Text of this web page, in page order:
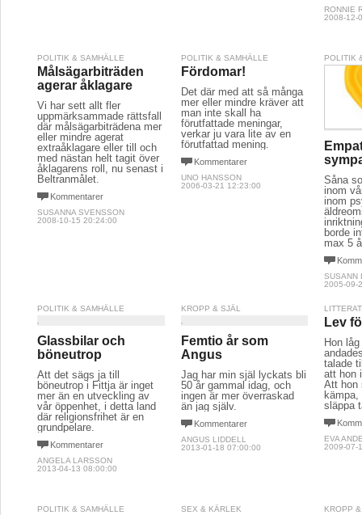
RONNIE
2008-12-
POLITIK & SAMHÄLLE
Målsägarbiträden
agerar åklagare
Vi har sett allt fler
uppmärksammade rättsfall
där målsägarbiträdena mer
eller mindre agerat
extraåklagare eller till och
med nästan helt tagit över
åklagarens roll, nu senast i
Beltranmålet.
Kommentarer
SUSANNA SVENSSON
2008-10-15 20:24:00
POLITIK & SAMHÄLLE
Fördomar!
Det där med att så många
mer eller mindre kräver att
man inte skall ha
förutfattade meningar,
verkar ju vara lite av en
förutfattad mening.
Kommentarer
UNO HANSSON
2006-03-21 12:23:00
POLITIK
Såna
inom
inom
borde
max 5
SUSANN
2005-09-
POLITIK & SAMHÄLLE
Glassbilar och
böneutrop
Att det sägs ja till
böneutrop i Fittja är inget
mer än en utveckling av
vår öppenhet, i detta land
där religionsfrihet är en
grundpelare.
Kommentarer
ANGELA LARSSON
2013-04-13 08:00:00
KROPP & SJÄL
Femtio år som
Angus
Jag har min själ lyckats bli
50 år gammal idag, och
ingen är mer överraskad
än jag själv.
Kommentarer
ANGUS LIDDELL
2013-01-18 07:00:00
Lev
Hon
talade
att hon
Att hon
släppa
EVA
2009-07-
POLITIK & SAMHÄLLE SEX & KÄRLEK KROPP